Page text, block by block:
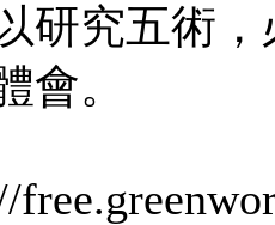
研究五術
會。